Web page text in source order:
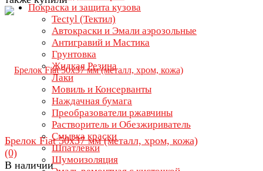
Покраска и защита кузова
Tectyl (Тектил)
Автокраски и Эмали аэрозольные
Антигравий и Мастика
Грунтовка
Жидкая Резина
Лаки
Мовиль и Консерванты
Наждачная бумага
Преобразователи ржавчины
Растворитель и Обезжириватель
Смывка краски
Шпатлевки
Шумоизоляция
Брелок Fiat 50х37 мм (металл, хром, кожа)
(0)
В наличии